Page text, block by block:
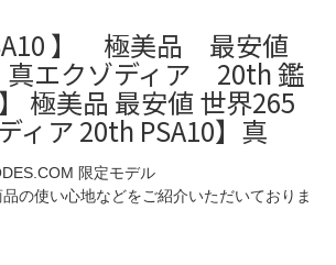
】 極美品 最安値
エクゾディア 20th 鑑
極美品 最安値 世界265
ィア 20th PSA10】真
限定モデル
の使い心地などをご紹介いただいておりま